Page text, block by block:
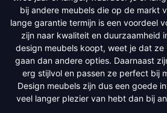
bij andere meubels die op de markt
lange garantie termijn is een voordeel
zijn naar kwaliteit en duurzaamheid
design meubels koopt, weet je dat ze
gaan dan andere opties. Daarnaast
erg stijlvol en passen ze perfect bij
Design meubels zijn dus een goede
veel langer plezier van hebt dan bij